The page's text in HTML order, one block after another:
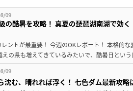
09
の酷暑を攻略！ 真夏の琵琶湖南湖で効
レントが最重要！ 今週のOKレポート！ 本格的
の県も増えてきているみたいで、酷暑日とい
09
沈む、晴れれば浮く！ 七色ダム最新攻